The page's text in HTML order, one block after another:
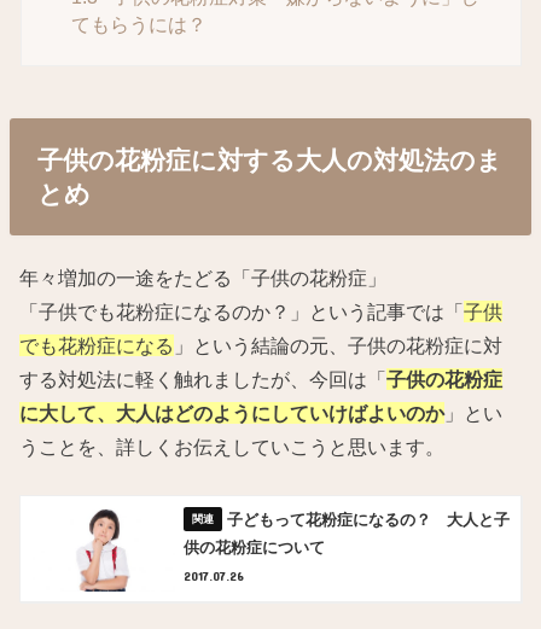
てもらうには？
子供の花粉症に対する大人の対処法のま
とめ
年々増加の一途をたどる「子供の花粉症」
「子供でも花粉症になるのか？」という記事では「子供
でも花粉症になる 」という結論の元、子供の花粉症に対
する対処法に軽く触れましたが、今回は「子供の花粉症
に大して、大人はどのようにしていけばよいのか」とい
うことを、詳しくお伝えしていこうと思います。
子どもって花粉症になるの？ 大人と子
供の花粉症について
2017.07.26